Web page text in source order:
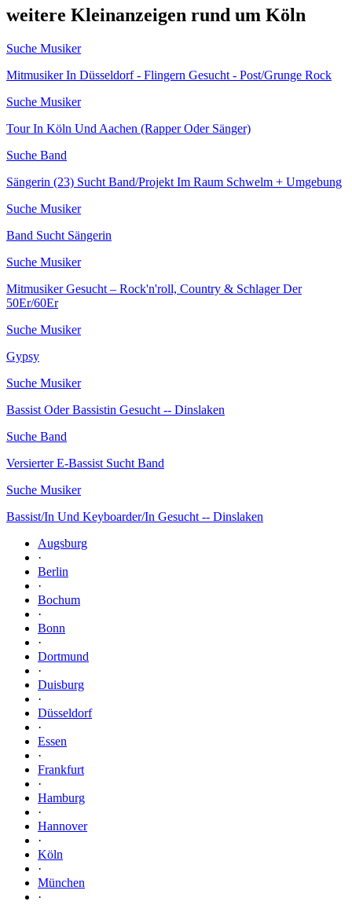
weitere Kleinanzeigen rund um Köln
Suche Musiker
Mitmusiker In Düsseldorf - Flingern Gesucht - Post/Grunge Rock
Suche Musiker
Tour In Köln Und Aachen (Rapper Oder Sänger)
Suche Band
Sängerin (23) Sucht Band/Projekt Im Raum Schwelm + Umgebung
Suche Musiker
Band Sucht Sängerin
Suche Musiker
Mitmusiker Gesucht – Rock'n'roll, Country & Schlager Der
50Er/60Er
Suche Musiker
Gypsy
Suche Musiker
Bassist Oder Bassistin Gesucht -- Dinslaken
Suche Band
Versierter E-Bassist Sucht Band
Suche Musiker
Bassist/In Und Keyboarder/In Gesucht -- Dinslaken
Augsburg
·
Berlin
·
Bochum
·
Bonn
·
Dortmund
·
Duisburg
·
Düsseldorf
·
Essen
·
Frankfurt
·
Hamburg
·
Hannover
·
Köln
·
München
·